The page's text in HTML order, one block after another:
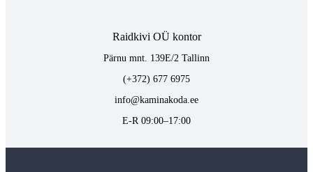
Raidkivi OÜ kontor
Pärnu mnt. 139E/2 Tallinn
(+372) 677 6975
info@kaminakoda.ee
E-R 09:00–17:00